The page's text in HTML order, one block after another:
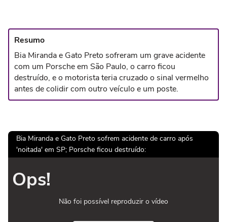
Resumo
Bia Miranda e Gato Preto sofreram um grave acidente
com um Porsche em São Paulo, o carro ficou
destruído, e o motorista teria cruzado o sinal vermelho
antes de colidir com outro veículo e um poste.
Bia Miranda e Gato Preto sofrem acidente de carro após
'noitada' em SP; Porsche ficou destruído:
Ops!
Não foi possível reproduzir o vídeo